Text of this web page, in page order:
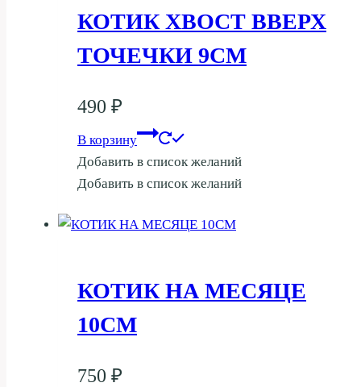
КОТИК ХВОСТ ВВЕРХ
ТОЧЕЧКИ 9СМ
490 ₽
В корзину
Добавить в список желаний
Добавить в список желаний
КОТИК НА МЕСЯЦЕ
10СМ
750 ₽